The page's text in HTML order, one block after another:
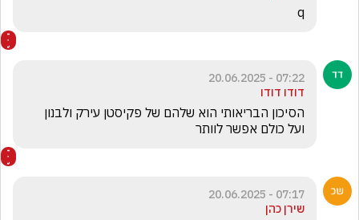
q
07:22 - 20.06.2025
דודו דודו
ועל כולם אפשר לוותר
07:17 - 20.06.2025
שירן כהן